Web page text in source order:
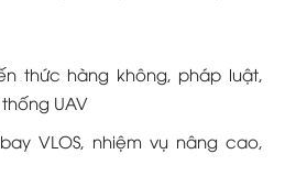
thức hàng không, pháp luật,
UAV
VLOS, nhiệm vụ nâng cao,